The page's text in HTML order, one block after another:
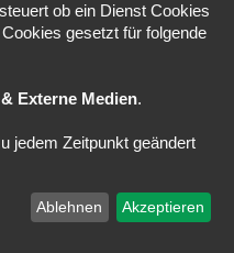
ob ein Dienst Cookies
gesetzt für folgende
Externe Medien.
jedem Zeitpunkt geändert
Ablehnen Akzeptieren